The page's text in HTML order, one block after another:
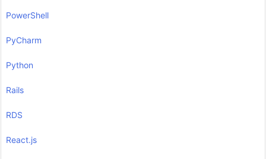
PowerShell
PyCharm
Python
Rails
RDS
React.js